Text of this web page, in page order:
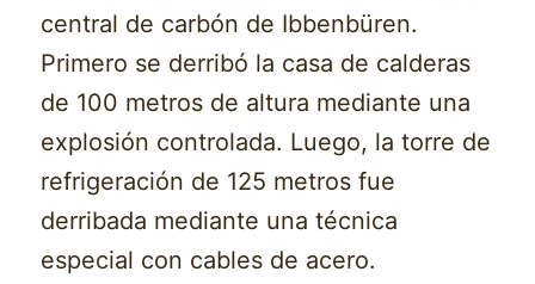
central de carbón de Ibbenbüren.
Primero se derribó la casa de calderas
de 100 metros de altura mediante una
explosión controlada. Luego, la torre de
refrigeración de 125 metros fue
derribada mediante una técnica
especial con cables de acero.